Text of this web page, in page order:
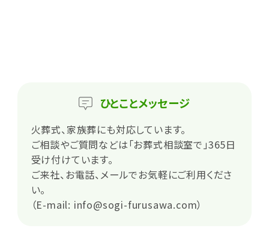
ひとことメッセージ
火葬式、家族葬にも対応しています。
ご相談やご質問などは「お葬式相談室で」365日
受け付けています。
ご来社、お電話、メールでお気軽にご利用くださ
い。
（E-mail: info@sogi-furusawa.com）